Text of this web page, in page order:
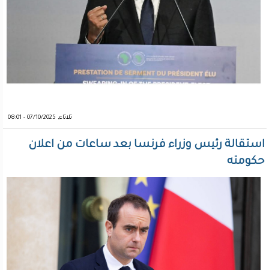
ثلاثاء, 07/10/2025 - 08:01
استقالة رئيس وزراء فرنسا بعد ساعات من اعلان
حكومته